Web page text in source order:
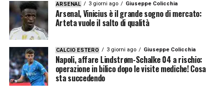
ARSENAL 3 giorni ago Giuseppe Colicchia
Arsenal, Vinicius è il grande sogno di mercato:
Arteta vuole il salto di qualità
CALCIO ESTERO 3 giorni ago Giuseppe Colicchia
Napoli, affare Lindstrøm-Schalke 04 a rischio:
operazione in bilico dopo le visite mediche! Cosa
sta succedendo